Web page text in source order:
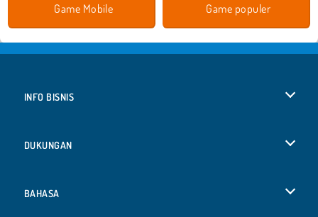
Game Mobile Game populer
INFO BISNIS
DUKUNGAN
BAHASA